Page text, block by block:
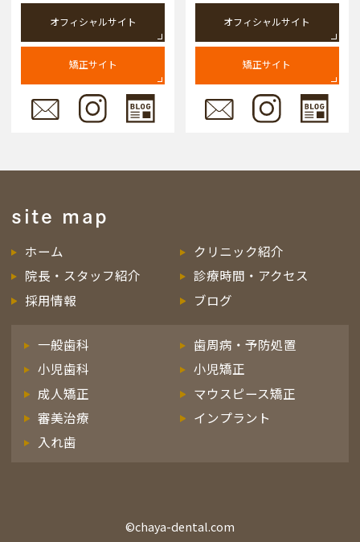
オフィシャルサイト
矯正サイト
オフィシャルサイト
矯正サイト
site map
ホーム
クリニック紹介
院長・スタッフ紹介
診療時間・アクセス
採用情報
ブログ
一般歯科
歯周病・予防処置
小児歯科
小児矯正
成人矯正
マウスピース矯正
審美治療
インプラント
入れ歯
©chaya-dental.com